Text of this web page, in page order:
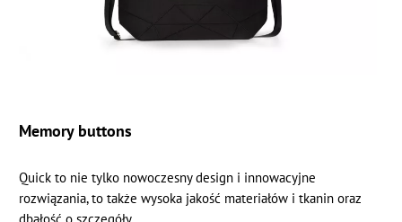
Memory buttons
Quick to nie tylko nowoczesny design i innowacyjne
rozwiązania, to także wysoka jakość materiałów i tkanin oraz